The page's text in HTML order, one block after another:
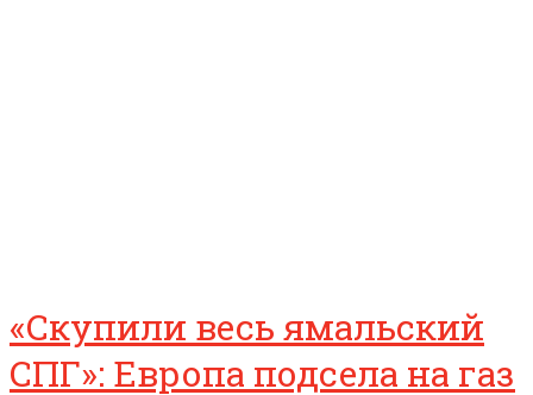
«Скупили весь ямальский
СПГ»: Европа подсела на газ